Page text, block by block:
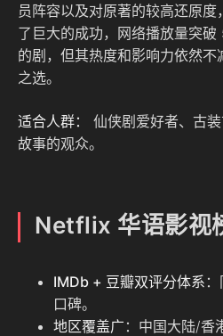
员阵容以及对原著的较高还原
了巨大的成功，网络播放量突
的剧，但其热度和影响力依然
之选。
适合人群：
仙侠剧爱好者、古
故事的观众。
Netflix 华语影视
IMDb + 豆瓣双评分体系
口碑。
地区覆盖广 ：中国大陆/香